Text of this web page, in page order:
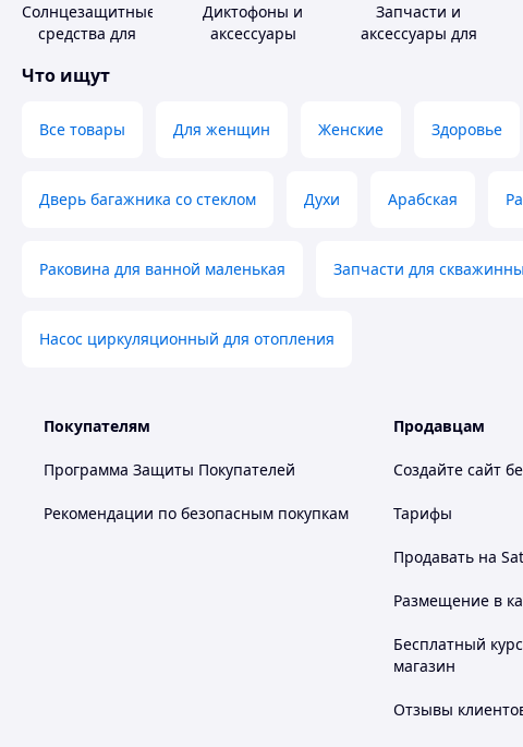
Солнцезащитные
средства для
Диктофоны и
аксессуары
Запчасти и
аксессуары для
Что ищут
Все товары Для женщин Женские Здоровье
Дверь багажника со стеклом Духи Арабская
Раковина для ванной маленькая Запчасти для
Насос циркуляционный для отопления
Покупателям
Программа Защиты Покупателей
Рекомендации по безопасным покупкам
Продавцам
Создайте сайт
Тарифы
Продавать на
Размещение в
Бесплатный
магазин
Отзывы